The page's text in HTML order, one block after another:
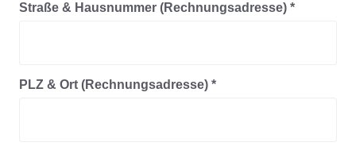
Straße & Hausnummer (Rechnungsadresse) *
PLZ & Ort (Rechnungsadresse) *